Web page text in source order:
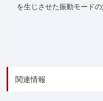
を生じさせた振動モード
関連情報